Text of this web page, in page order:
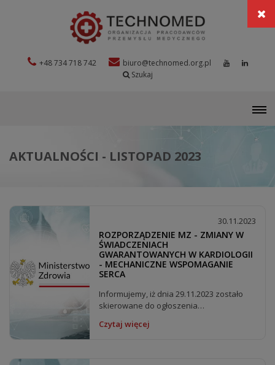
+48 734 718 742
biuro@technomed.org.pl
Szukaj
AKTUALNOŚCI - LISTOPAD 2023
30.11.2023
ROZPORZĄDZENIE MZ - ZMIANY W
ŚWIADCZENIACH
GWARANTOWANYCH W KARDIOLOGII
- MECHANICZNE WSPOMAGANIE
SERCA
Informujemy, iż dnia 29.11.2023 zostało
skierowane do ogłoszenia
Czytaj więcej